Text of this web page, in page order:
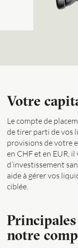
Votre
Le compte de
de tirer parti de vos
provisions de votre
en CHF et en EUR,
d’investissement
aide à gérer vos
ciblée.
notre